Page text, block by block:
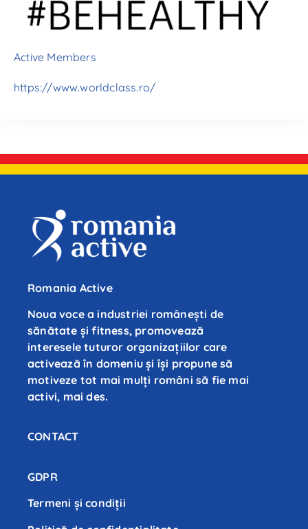
Active Members
https://www.worldclass.ro/
Romania Active
Noua voce a industriei românești de
sănătate și fitness, promovează
interesele tuturor organizațiilor care
activează în domeniu și își propune să
motiveze tot mai mulți români să fie mai
activi, mai des.
CONTACT
GDPR
Termeni și condiții